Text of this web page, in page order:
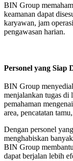
BIN Group
keamanan dapat
karyawan, jam
pengawasan harian.
Personel yang Siap
BIN Group
menjalankan tugas di
pemahaman
area, pencatatan
Dengan personel
menghabiskan
BIN Group
dapat berjalan lebih